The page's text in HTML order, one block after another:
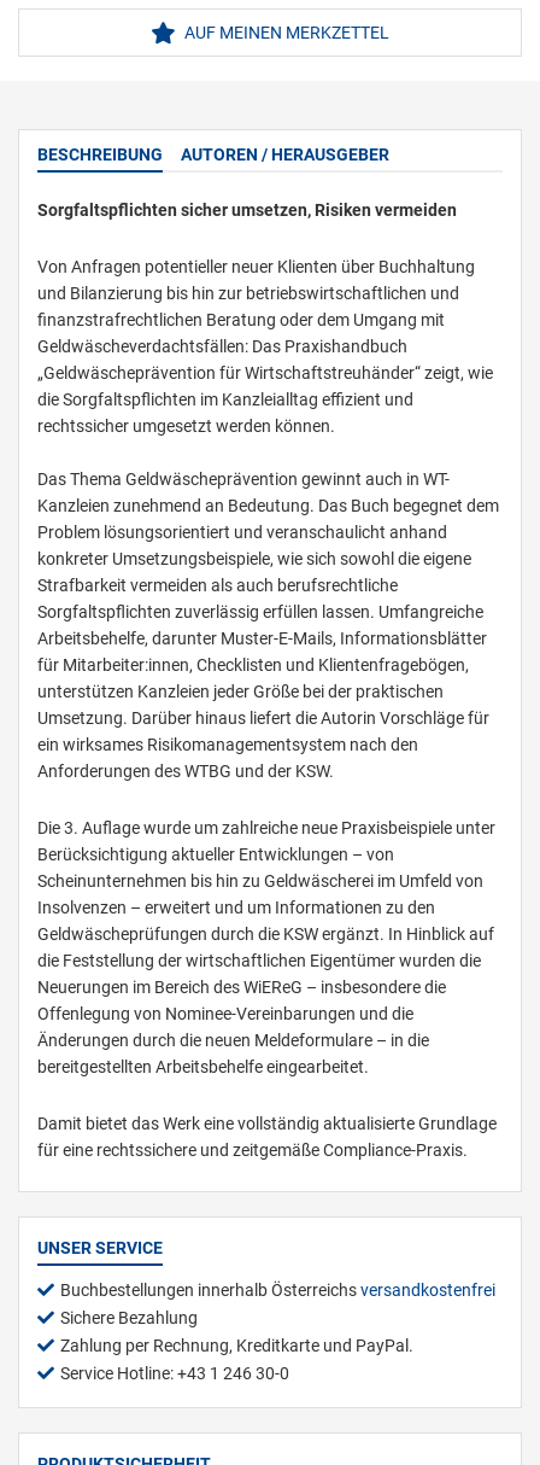
AUF MEINEN MERKZETTEL
BESCHREIBUNG AUTOREN / HERAUSGEBER
Sorgfaltspflichten sicher umsetzen, Risiken vermeiden
Von Anfragen potentieller neuer Klienten über Buchhaltung
und Bilanzierung bis hin zur betriebswirtschaftlichen und
finanzstrafrechtlichen Beratung oder dem Umgang mit
Geldwäscheverdachtsfällen: Das Praxishandbuch
„Geldwäscheprävention für Wirtschaftstreuhänder“ zeigt, wie
die Sorgfaltspflichten im Kanzleialltag effizient und
rechtssicher umgesetzt werden können.
Das Thema Geldwäscheprävention gewinnt auch in WT-
Kanzleien zunehmend an Bedeutung. Das Buch begegnet dem
Problem lösungsorientiert und veranschaulicht anhand
konkreter Umsetzungsbeispiele, wie sich sowohl die eigene
Strafbarkeit vermeiden als auch berufsrechtliche
Sorgfaltspflichten zuverlässig erfüllen lassen. Umfangreiche
Arbeitsbehelfe, darunter Muster-E-Mails, Informationsblätter
für Mitarbeiter:innen, Checklisten und Klientenfragebögen,
unterstützen Kanzleien jeder Größe bei der praktischen
Umsetzung. Darüber hinaus liefert die Autorin Vorschläge für
ein wirksames Risikomanagementsystem nach den
Anforderungen des WTBG und der KSW.
Die 3. Auflage wurde um zahlreiche neue Praxisbeispiele unter
Berücksichtigung aktueller Entwicklungen – von
Scheinunternehmen bis hin zu Geldwäscherei im Umfeld von
Insolvenzen – erweitert und um Informationen zu den
Geldwäscheprüfungen durch die KSW ergänzt. In Hinblick auf
die Feststellung der wirtschaftlichen Eigentümer wurden die
Neuerungen im Bereich des WiEReG – insbesondere die
Offenlegung von Nominee-Vereinbarungen und die
Änderungen durch die neuen Meldeformulare – in die
bereitgestellten Arbeitsbehelfe eingearbeitet.
Damit bietet das Werk eine vollständig aktualisierte Grundlage
für eine rechtssichere und zeitgemäße Compliance-Praxis.
UNSER SERVICE
Buchbestellungen innerhalb Österreichsversandkostenfrei
Sichere Bezahlung
Zahlung per Rechnung, Kreditkarte und PayPal.
Service Hotline: +43 1 246 30-0